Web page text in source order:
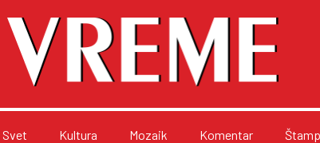
Svet Kultura Mozaik Komentar